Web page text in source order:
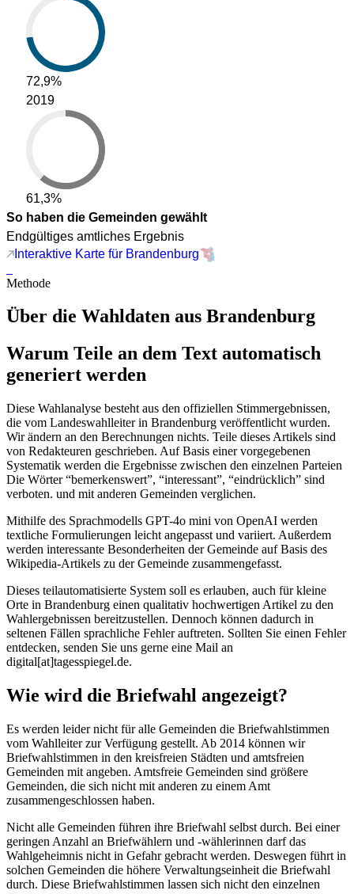
72,9%
2019
61,3%
So haben die Gemeinden gewählt
Endgültiges amtliches Ergebnis
Interaktive Karte für Brandenburg
Methode
Über die Wahldaten aus Brandenburg
Warum Teile an dem Text automatisch
generiert werden
Diese Wahlanalyse besteht aus den offiziellen Stimmergebnissen,
die vom Landeswahlleiter in Brandenburg veröffentlicht wurden.
Wir ändern an den Berechnungen nichts. Teile dieses Artikels sind
von Redakteuren geschrieben. Auf Basis einer vorgegebenen
Systematik werden die Ergebnisse zwischen den einzelnen Parteien
Die Wörter “bemerkenswert”, “interessant”, “eindrücklich” sind
verboten. und mit anderen Gemeinden verglichen.
Mithilfe des Sprachmodells GPT-4o mini von OpenAI werden
textliche Formulierungen leicht angepasst und variiert. Außerdem
werden interessante Besonderheiten der Gemeinde auf Basis des
Wikipedia-Artikels zu der Gemeinde zusammengefasst.
Dieses teilautomatisierte System soll es erlauben, auch für kleine
Orte in Brandenburg einen qualitativ hochwertigen Artikel zu den
Wahlergebnissen bereitzustellen. Dennoch können dadurch in
seltenen Fällen sprachliche Fehler auftreten. Sollten Sie einen Fehler
entdecken, senden Sie uns gerne eine Mail an
digital[at]tagesspiegel.de.
Wie wird die Briefwahl angezeigt?
Es werden leider nicht für alle Gemeinden die Briefwahlstimmen
vom Wahlleiter zur Verfügung gestellt. Ab 2014 können wir
Briefwahlstimmen in den kreisfreien Städten und amtsfreien
Gemeinden mit angeben. Amtsfreie Gemeinden sind größere
Gemeinden, die sich nicht mit anderen zu einem Amt
zusammengeschlossen haben.
Nicht alle Gemeinden führen ihre Briefwahl selbst durch. Bei einer
geringen Anzahl an Briefwählern und -wählerinnen darf das
Wahlgeheimnis nicht in Gefahr gebracht werden. Deswegen führt in
solchen Gemeinden die höhere Verwaltungseinheit die Briefwahl
durch. Diese Briefwahlstimmen lassen sich nicht den einzelnen